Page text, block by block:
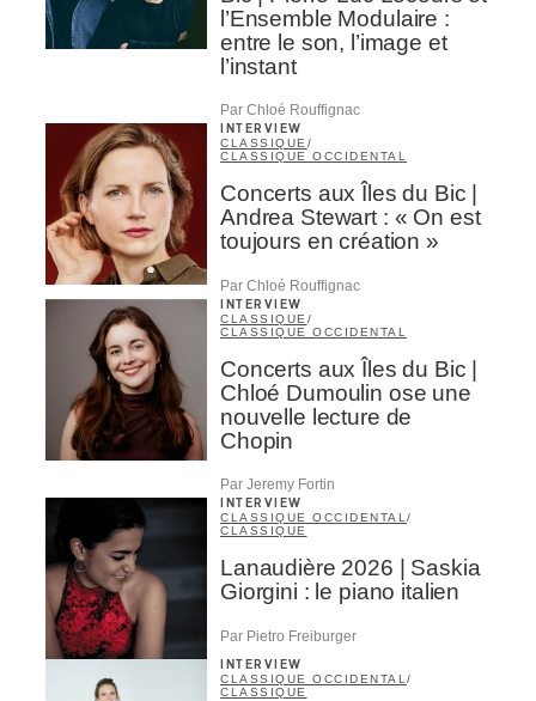
l’Ensemble Modulaire :
entre le son, l’image et
l’instant
Par Chloé Rouffignac
INTERVIEW
CLASSIQUE/
CLASSIQUE OCCIDENTAL
Concerts aux Îles du Bic |
Andrea Stewart : « On est
toujours en création »
Par Chloé Rouffignac
INTERVIEW
CLASSIQUE /
CLASSIQUE OCCIDENTAL
Concerts aux Îles du Bic |
Chloé Dumoulin ose une
nouvelle lecture de
Chopin
Par Jeremy Fortin
INTERVIEW
CLASSIQUE OCCIDENTAL/
CLASSIQUE
Lanaudière 2026 | Saskia
Giorgini : le piano italien
Par Pietro Freiburger
INTERVIEW
CLASSIQUE OCCIDENTAL/
CLASSIQUE